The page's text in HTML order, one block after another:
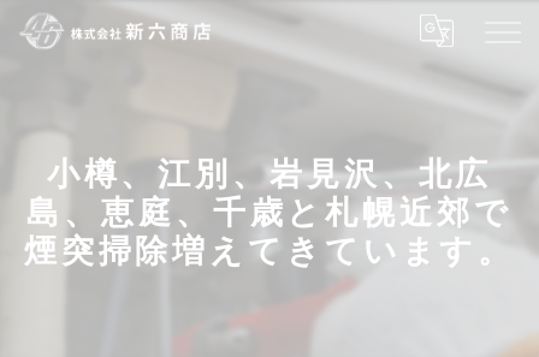
小樽、江別、岩見沢、北広
島、恵庭、千歳と札幌近郊で
煙突掃除増えてきています。